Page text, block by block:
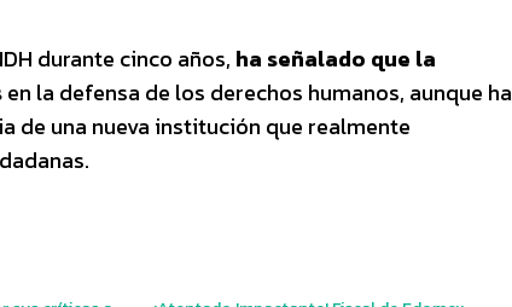
durante cinco años, ha señalado que la
en la defensa de los derechos humanos, aunque ha
de una nueva institución que realmente